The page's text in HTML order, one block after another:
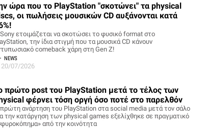
ώρα που το PlayStation "σκοτώνει" τα physical
οι πωλήσεις μουσικών CD αυξάνονται κατά
ετοιμάζεται να σκοτώσει το φυσικό format στο
την ίδια στιγμή που τα μουσικά CD κάνουν
comeback χάρη στη Gen Z!
NEWS
20/07/2026
πρώτο post του PlayStation μετά το τέλος των
φέρνει τόση οργή όσο ποτέ στο παρελθόν
ανάρτηση του PlayStation στα social media μετά τον σάλο
την κατάργηση των physical games εξελίχθηκε σε πραγματικό
από την κοινότητα